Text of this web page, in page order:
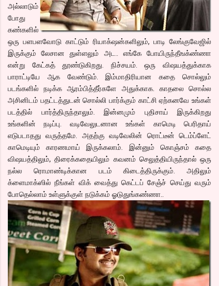
அல்லாடும்
போது
கண்களில்
ஒரு பளபளவோடு காட்டும் ரியாக்‌ஷன்களிலும், பாடி லேங்குவேஜில்
இருக்கும் லேசான துள்ளலும் அட.. எங்கே போயிருந்தீஙக்ண்ணா
என்று கேட்கத் தூண்டுகிறது. நிச்சயம். ஒரு விஷயத்துக்காக
பாராட்டியே ஆக வேண்டும். இம்மாதிரியான கதை சொல்லும்
படங்களில் நடிக்க ஆரம்பித்தீர்களே அதுக்காக. காதலை சொல்ல
அசினிடம் பதட்டத்துடன் சொல்லி பார்க்கும் காட்சி ஏற்கனவே உங்கள்
படத்தில் பார்த்திருந்தாலும். இன்னமும் புதிசாய் இருக்கிறது
உங்களின் நடிப்பு. வடிவேலுடனான உங்கள் காமெடி பெரிதாய்
எடுபடாதது வருத்தமே. அதற்கு வடிவேலின் ரொட்டீன் டெம்ப்ளேட்
காமெடியும் காரணமாய் இருக்கலாம். இன்னும் கொஞ்சம் கதை
விஷயத்திலும், திரைக்கதையிலும் கவனம் செலுத்தியிருந்தால் ஒரு
நல்ல ரொமாண்டிக்கான படம் கிடைத்திருக்கும். அதிலும்
க்ளைமாக்ஸில் நீங்கள் விக் வைத்து கெட்டப் சேஞ்ச் செய்து வரும்
போதெல்லாம் உள்ளுக்குள் நடுக்கம் ஓடுதுங்கண்ணா..